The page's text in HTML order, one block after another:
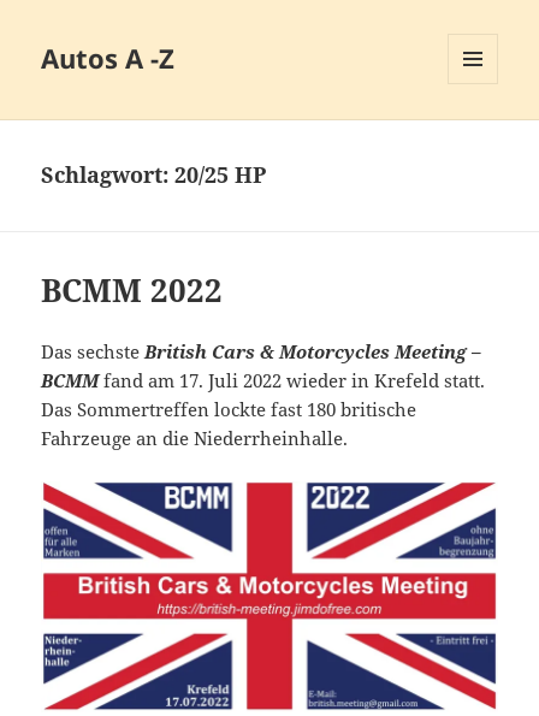
Autos A -Z
Schlagwort:20/25 HP
BCMM 2022
Das sechsteBritish Cars & Motorcycles Meeting –
BCMMfand am 17. Juli 2022 wieder in Krefeld statt.
Das Sommertreffen lockte fast 180 britische
Fahrzeuge an die Niederrheinhalle.